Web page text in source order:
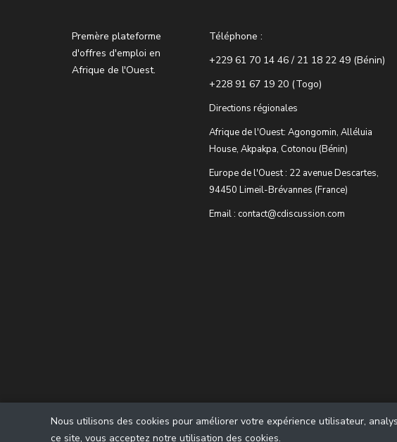
Premère plateforme
d'offres d'emploi en
Afrique de l'Ouest.
Téléphone :
+229 61 70 14 46 / 21 18 22 49 (Bénin)
+228 91 67 19 20 (Togo)
Directions régionales
Afrique de l'Ouest: Agongomin, Alléluia
House, Akpakpa, Cotonou (Bénin)
Europe de l'Ouest : 22 avenue Descartes,
94450 Limeil-Brévannes (France)
Email : contact@cdiscussion.com
Nous utilisons des cookies pour améliorer votre expérience utilisateur,
ce site, vous acceptez notre utilisation des cookies.